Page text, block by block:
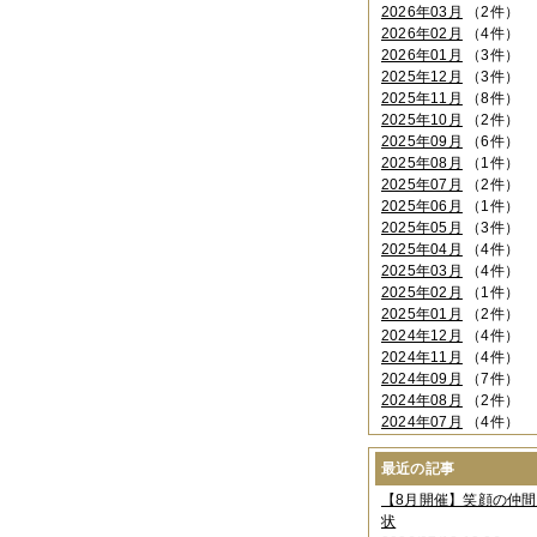
2026年03月
（2件）
2026年02月
（4件）
2026年01月
（3件）
2025年12月
（3件）
2025年11月
（8件）
2025年10月
（2件）
2025年09月
（6件）
2025年08月
（1件）
2025年07月
（2件）
2025年06月
（1件）
2025年05月
（3件）
2025年04月
（4件）
2025年03月
（4件）
2025年02月
（1件）
2025年01月
（2件）
2024年12月
（4件）
2024年11月
（4件）
2024年09月
（7件）
2024年08月
（2件）
2024年07月
（4件）
2024年06月（4件）
2024年04月
2024年03月（3件）
2024年02月（2件）
2023年12月
最近の記事
【8月開催】笑顔の仲
状